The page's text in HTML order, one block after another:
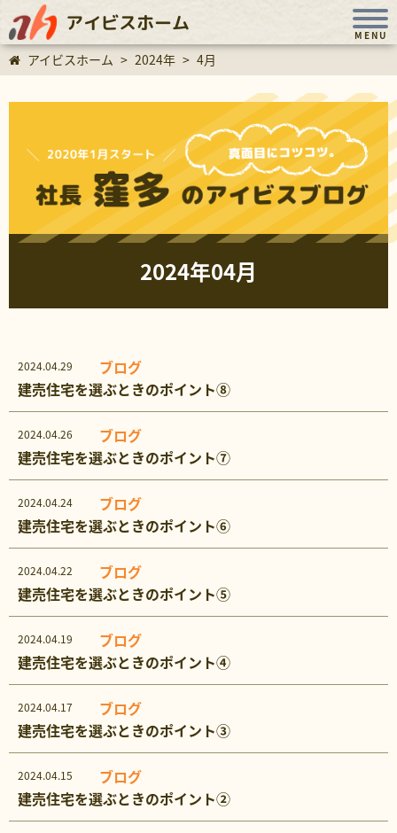
アイビスホーム
MENU
アイビスホーム > 2024年 > 4月
2024年04月
2024.04.29
ブログ
建売住宅を選ぶときのポイント⑧
2024.04.26
ブログ
建売住宅を選ぶときのポイント⑦
2024.04.24
ブログ
建売住宅を選ぶときのポイント⑥
2024.04.22
ブログ
建売住宅を選ぶときのポイント⑤
2024.04.19
ブログ
建売住宅を選ぶときのポイント④
2024.04.17
ブログ
建売住宅を選ぶときのポイント③
2024.04.15
ブログ
建売住宅を選ぶときのポイント②